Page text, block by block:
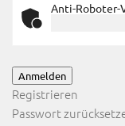
Anti-Roboter-
Anmelden
Registrieren
Passwort